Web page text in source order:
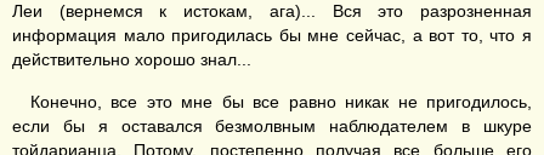
Леи (вернемся к истокам, ага)... Вся это разрозненная
информация мало пригодилась бы мне сейчас, а вот то, что я
действительно хорошо знал...
Конечно, все это мне бы все равно никак не пригодилось,
если бы я оставался безмолвным наблюдателем в шкуре
тойдарианца. Потому, постепенно получая все больше его